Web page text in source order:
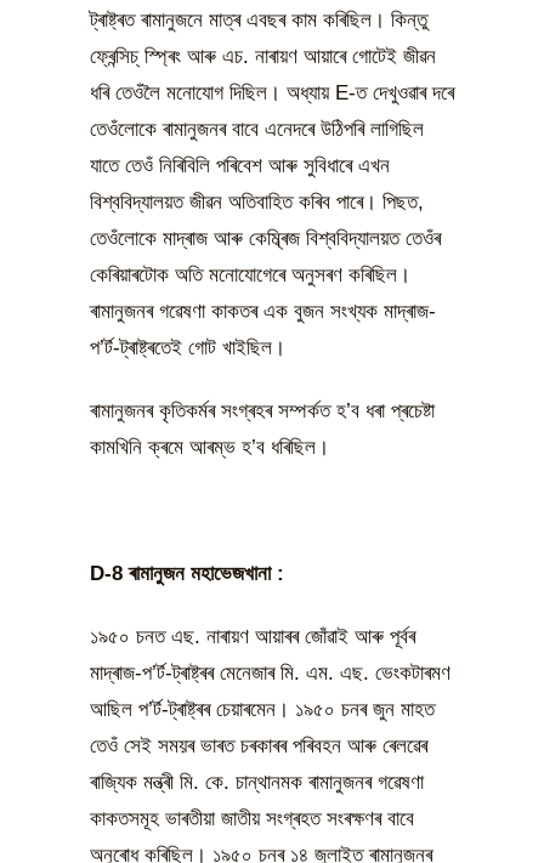
ট্ৰাষ্ট্ৰত ৰামানুজনে মাত্ৰ এবছৰ কাম কৰিছিল। কিন্তু
ফ্ৰেন্সিচ্ স্প্ৰিং আৰু এচ. নাৰায়ণ আয়াৰে গোটেই জীৱন
ধৰি তেওঁলৈ মনোযোগ দিছিল। অধ্যায় E-ত দেখুওৱাৰ দৰে
তেওঁলোকে ৰামানুজনৰ বাবে এনেদৰে উঠিপৰি লাগিছিল
যাতে তেওঁ নিৰিবিলি পৰিবেশ আৰু সুবিধাৰে এখন
বিশ্ববিদ্যালয়ত জীৱন অতিবাহিত কৰিব পাৰে। পিছত,
তেওঁলোকে মাদ্ৰাজ আৰু কেম্ব্ৰিজ বিশ্ববিদ্যালয়ত তেওঁৰ
কেৰিয়াৰটোক অতি মনোযোগেৰে অনুসৰণ কৰিছিল।
ৰামানুজনৰ গৱেষণা কাকতৰ এক বুজন সংখ্যক মাদ্ৰাজ-
প’ৰ্ট-ট্ৰাষ্ট্ৰতেই গোট খাইছিল।
ৰামানুজনৰ কৃতিকৰ্মৰ সংগ্ৰহৰ সম্পৰ্কত হ’ব ধৰা প্ৰচেষ্টা
কামখিনি ক্ৰমে আৰম্ভ হ’ব ধৰিছিল।
D-8 ৰামানুজন মহাভেজখানা :
১৯৫০ চনত এছ. নাৰায়ণ আয়াৰৰ জোঁৱাই আৰু পূৰ্বৰ
মাদ্ৰাজ-প’ৰ্ট-ট্ৰাষ্ট্ৰৰ মেনেজাৰ মি. এম. এছ. ভেংকটাৰমণ
আছিল প’ৰ্ট-ট্ৰাষ্ট্ৰৰ চেয়াৰমেন। ১৯৫০ চনৰ জুন মাহত
তেওঁ সেই সময়ৰ ভাৰত চৰকাৰৰ পৰিবহন আৰু ৰেলৱেৰ
ৰাজ্যিক মন্ত্ৰী মি. কে. চান্থানমক ৰামানুজনৰ গৱেষণা
কাকতসমূহ ভাৰতীয়া জাতীয় সংগ্ৰহত সংৰক্ষণৰ বাবে
অনুৰোধ কৰিছিল। ১৯৫০ চনৰ ১৪ জুলাইত ৰামানুজনৰ